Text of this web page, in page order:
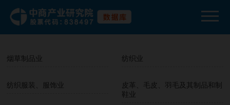
烟草制品业 纺织业
纺织服装、服饰业
皮革、毛皮、羽毛及其制品和制
鞋业